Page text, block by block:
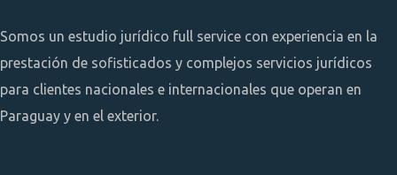
Somos un estudio jurídico full service con experiencia en la
prestación de sofisticados y complejos servicios jurídicos
para clientes nacionales e internacionales que operan en
Paraguay y en el exterior.